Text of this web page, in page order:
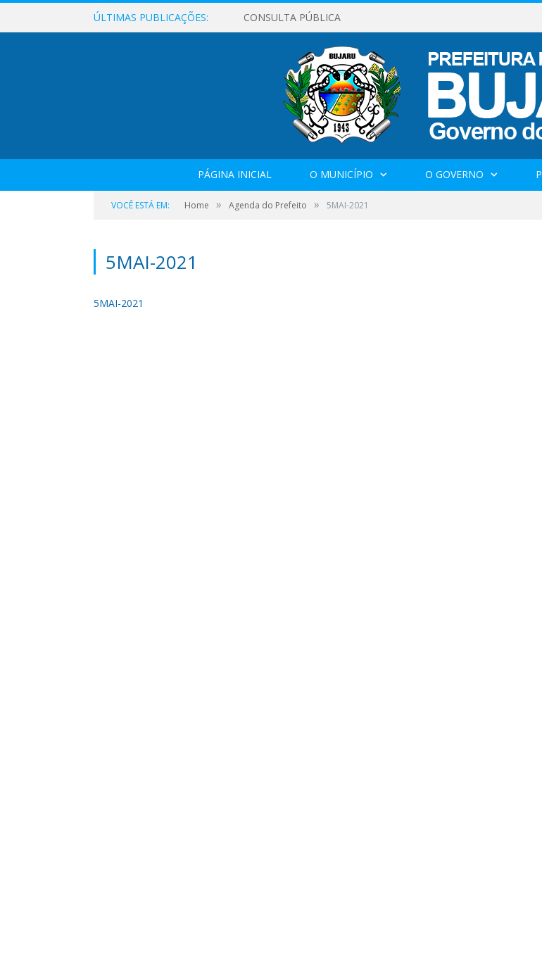
ÚLTIMAS PUBLICAÇÕES: CONSULTA PÚBLICA
PÁGINA INICIAL O MUNICÍPIO O GOVERNO
VOCÊ ESTÁ EM: Home » Agenda do Prefeito » 5MAI-2021
5MAI-2021
5MAI-2021